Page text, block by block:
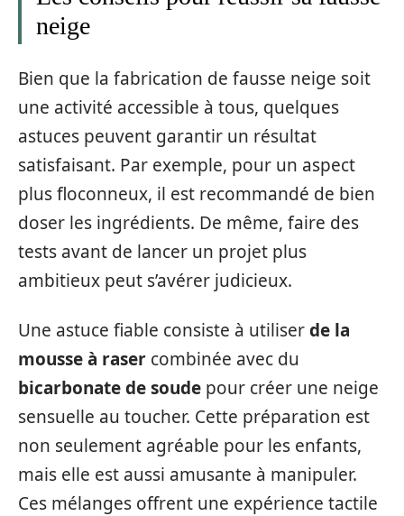
neige
Bien que la fabrication de fausse neige soit
une activité accessible à tous, quelques
astuces peuvent garantir un résultat
satisfaisant. Par exemple, pour un aspect
plus floconneux, il est recommandé de bien
doser les ingrédients. De même, faire des
tests avant de lancer un projet plus
ambitieux peut s’avérer judicieux.
Une astuce fiable consiste à utiliserde la
mousse à raser combinée avec du
bicarbonate de soude pour créer une neige
sensuelle au toucher. Cette préparation est
non seulement agréable pour les enfants,
mais elle est aussi amusante à manipuler.
Ces mélanges offrent une expérience tactile